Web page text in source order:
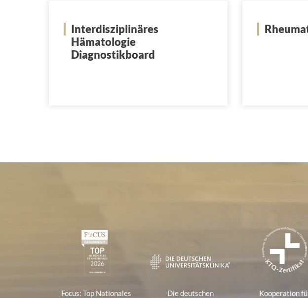
Interdisziplinäres
Hämatologie
Diagnostikboard
Focus: Top Nationales
Die deutschen
Kooperation